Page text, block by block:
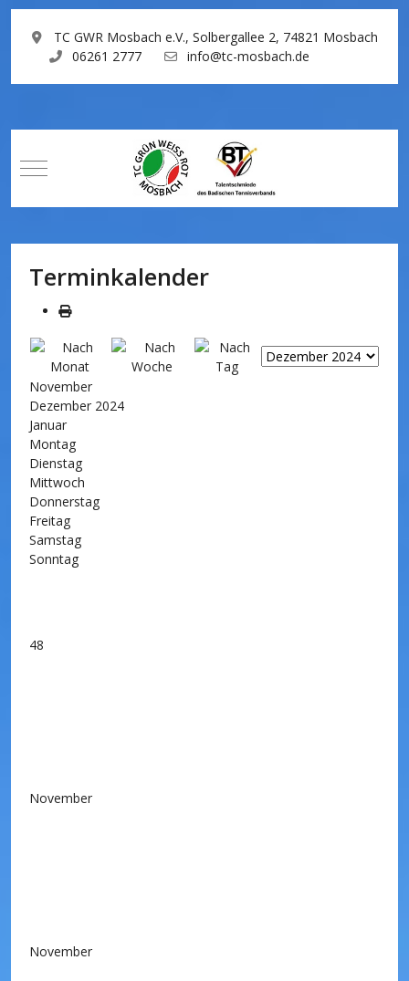
TC GWR Mosbach e.V., Solbergallee 2, 74821 Mosbach
06261 2777
info@tc-mosbach.de
Mobile Menu Toggle
Terminkalender
November
Dezember 2024
Januar
Montag
Dienstag
Mittwoch
Donnerstag
Freitag
Samstag
Sonntag
48
November
November